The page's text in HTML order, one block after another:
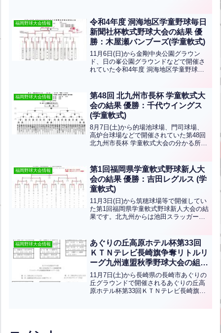
準優勝は千代ウイングスです。おめでと
うございます！
福岡野球大会情報
令和4年度 洞海地区学童野球毎日
新聞社杯軟式野球大会の結果 優
勝：木屋瀬バンブーズ(学童軟式)
11月6日(日)から金剛中央公園グラウン
ド、日の峯公園グラウンドなどで開催さ
れていた令和4年度 洞海地区学童野球毎
ースボールクラブです。おめでとうござ
います！
福岡野球大会情報
第48回 北九州市長杯 学童軟式大
会の結果 優勝：千代ウイングス
(学童軟式)
8月7日(土)から的場池球場、門司球場、
高炉台球場などで開催されていた第48回
北九州市長杯 学童軟式大会の分かる所ま
とうございます！
福岡野球大会情報
第1回福岡県学童軟式野球新人大
会の結果 優勝：吉田レグルス (学
童軟式)
11月3日(日)から筑穂球場等で開催してい
た第1回福岡県学童軟式野球新人大会の結
果です。北九州からは池田スラッガー
優勝は自由ヶ丘ファイターズですおめで
とうございます！
福岡野球大会情報
あぐりの丘高原ホテル杯第33回
ＫＴＮテレビ長崎旗争奪リトルリ
ーグ九州連盟秋季野球大会の組み
合わせ(学童硬式)
11月7日(土)から長崎県の長崎市あぐりの
丘グラウンドで開催されるあぐりの丘高
原ホテル杯第33回ＫＴＮテレビ長崎旗争